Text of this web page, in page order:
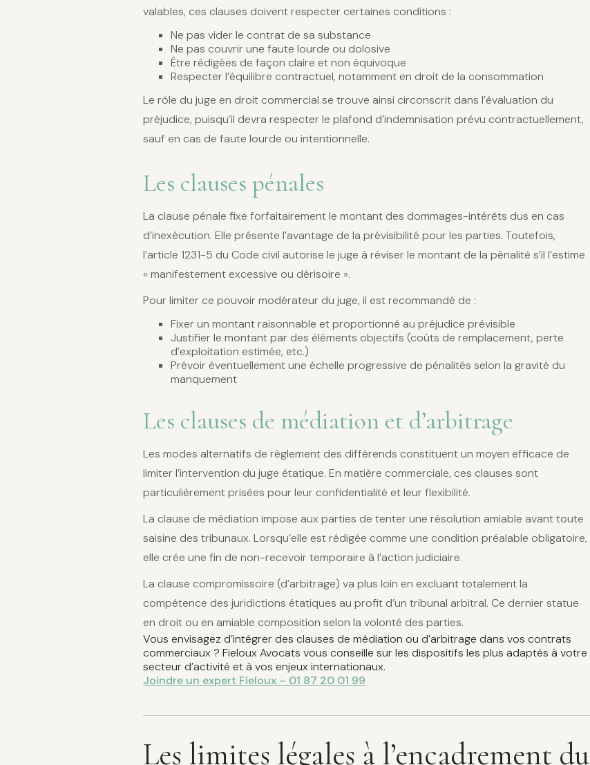
valables, ces clauses doivent respecter certaines conditions :
Ne pas vider le contrat de sa substance
Ne pas couvrir une faute lourde ou dolosive
Être rédigées de façon claire et non équivoque
Respecter l’équilibre contractuel, notamment en droit de la consommation
Le rôle du juge en droit commercial se trouve ainsi circonscrit dans l’évaluation du
préjudice, puisqu’il devra respecter le plafond d’indemnisation prévu contractuellement,
sauf en cas de faute lourde ou intentionnelle.
Les clauses pénales
La clause pénale fixe forfaitairement le montant des dommages-intérêts dus en cas
d’inexécution. Elle présente l’avantage de la prévisibilité pour les parties. Toutefois,
l’article 1231-5 du Code civil autorise le juge à réviser le montant de la pénalité s’il l’estime
« manifestement excessive ou dérisoire ».
Pour limiter ce pouvoir modérateur du juge, il est recommandé de :
Fixer un montant raisonnable et proportionné au préjudice prévisible
Justifier le montant par des éléments objectifs (coûts de remplacement, perte
d’exploitation estimée, etc.)
Prévoir éventuellement une échelle progressive de pénalités selon la gravité du
manquement
Les clauses de médiation et d’arbitrage
Les modes alternatifs de règlement des différends constituent un moyen efficace de
limiter l’intervention du juge étatique. En matière commerciale, ces clauses sont
particulièrement prisées pour leur confidentialité et leur flexibilité.
La clause de médiation impose aux parties de tenter une résolution amiable avant toute
saisine des tribunaux. Lorsqu’elle est rédigée comme une condition préalable obligatoire,
elle crée une fin de non-recevoir temporaire à l’action judiciaire.
La clause compromissoire (d’arbitrage) va plus loin en excluant totalement la
compétence des juridictions étatiques au profit d’un tribunal arbitral. Ce dernier statue
en droit ou en amiable composition selon la volonté des parties.
Vous envisagez d’intégrer des clauses de médiation ou d’arbitrage dans vos contrats
commerciaux ? Fieloux Avocats vous conseille sur les dispositifs les plus adaptés à votre
secteur d’activité et à vos enjeux internationaux.
Joindre un expert Fieloux – 01 87 20 01 99
Les limites légales à l’encadrement du